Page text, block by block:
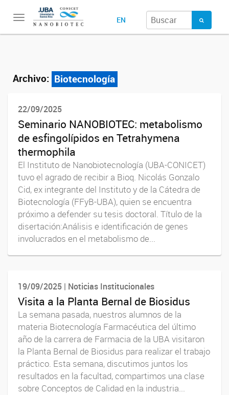
Toggle
navigation
EN
Archivo: Biotecnología
22/09/2025
Seminario NANOBIOTEC: metabolismo
de esfingolípidos en Tetrahymena
thermophila
El Instituto de Nanobiotecnología (UBA-CONICET)
tuvo el agrado de recibir a Bioq. Nicolás Gonzalo
Cid, ex integrante del Instituto y de la Cátedra de
Biotecnología (FFyB-UBA), quien se encuentra
próximo a defender su tesis doctoral. Título de la
disertación:Análisis e identificación de genes
involucrados en el metabolismo de...
19/09/2025 | Noticias Institucionales
Visita a la Planta Bernal de Biosidus
La semana pasada, nuestros alumnos de la
materia Biotecnología Farmacéutica del último
año de la carrera de Farmacia de la UBA visitaron
la Planta Bernal de Biosidus para realizar el trabajo
práctico. Esta semana, discutimos juntos los
resultados en la facultad, compartimos una clase
sobre Conceptos de Calidad en la industria...